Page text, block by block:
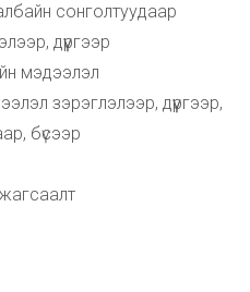
сонголтуудаар
дүүргээр
мэдээлэл
зэрэглэлээр, дүүргээр,
бүсээр